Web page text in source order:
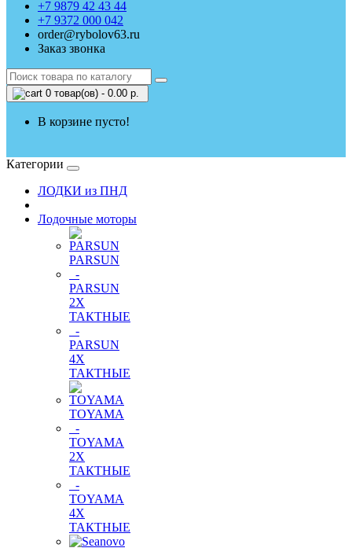
+7 9879 42 43 44
+7 9372 000 042
order@rybolov63.ru
Заказ звонка
0 товар(ов) - 0.00 р.
В корзине пусто!
Категории
ЛОДКИ из ПНД
Лодочные моторы
PARSUN
-
PARSUN
2Х
ТАКТНЫЕ
-
PARSUN
4Х
ТАКТНЫЕ
TOYAMA
-
TOYAMA
2Х
ТАКТНЫЕ
-
TOYAMA
4Х
ТАКТНЫЕ